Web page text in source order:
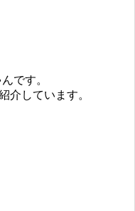
です。
介しています。